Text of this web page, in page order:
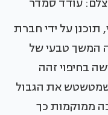
תוכנן על ידי חברת
המשך טבעי של
בחיפוי זהה
שמטשטש את הגבול
ממוקמות כך